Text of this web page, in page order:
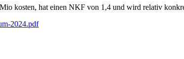
kosten, hat einen NKF von 1,4 und wird relativ
2024.pdf